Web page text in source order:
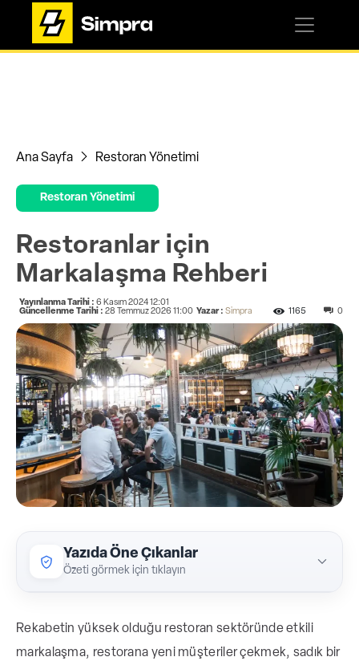
Ana Sayfa Restoran Yönetimi
Restoran Yönetimi
Restoranlar için
Markalaşma Rehberi
Yayınlanma Tarihi : 6 Kasım 2024 12:01
Güncellenme Tarihi : 28 Temmuz 2026 11:00 Yazar : Simpra 0
1165
Yazıda Öne Çıkanlar
Özeti görmek için tıklayın
Restoranlarda markalaşma, sadece logo
veya menü tasarımından ibaret olmayıp,
Rekabetin yüksek olduğu restoran sektöründe etkili
markalaşma, restorana yeni müşteriler çekmek, sadık bir